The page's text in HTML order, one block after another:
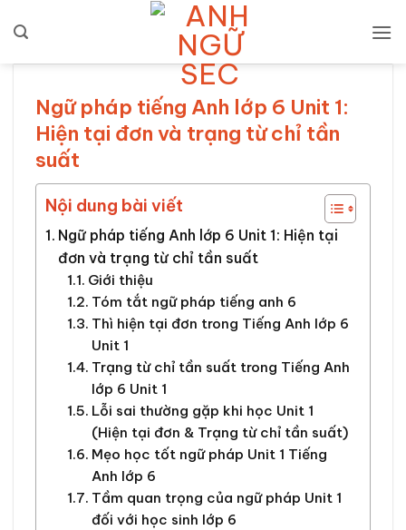
qua
Ngữ pháp tiếng Anh lớp 6 Unit 1:
Hiện tại đơn và trạng từ chỉ tần
suất
Nội dung bài viết
Ngữ pháp tiếng Anh lớp 6 Unit 1: Hiện tại
đơn và trạng từ chỉ tần suất
Giới thiệu
Tóm tắt ngữ pháp tiếng anh 6
Thì hiện tại đơn trong Tiếng Anh lớp 6
Unit 1
Trạng từ chỉ tần suất trong Tiếng Anh
lớp 6 Unit 1
Lỗi sai thường gặp khi học Unit 1
(Hiện tại đơn & Trạng từ chỉ tần suất)
Mẹo học tốt ngữ pháp Unit 1 Tiếng
Anh lớp 6
Tầm quan trọng của ngữ pháp Unit 1
đối với học sinh lớp 6